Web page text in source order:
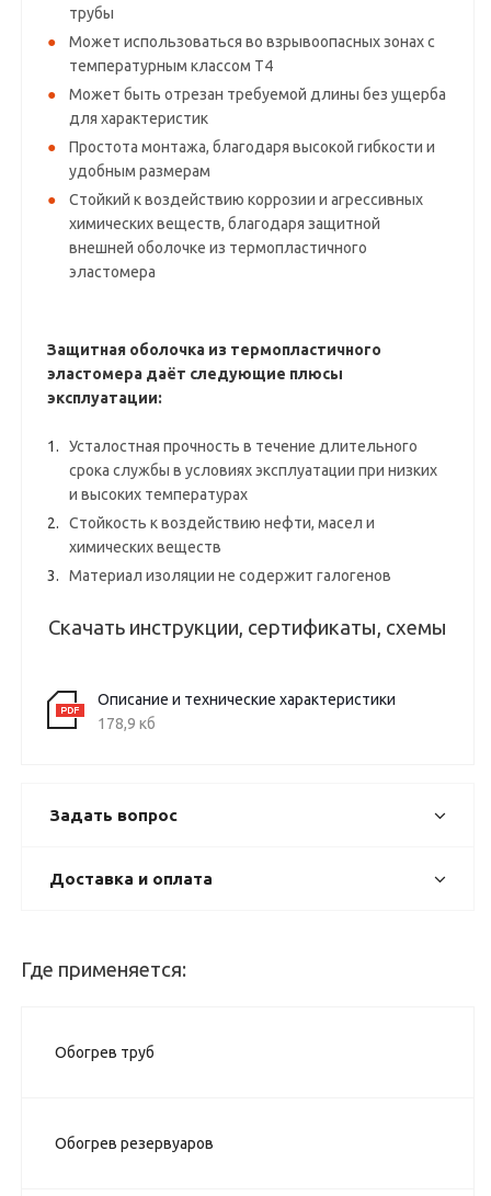
трубы
Может использоваться во взрывоопасных зонах с
температурным классом T4
Может быть отрезан требуемой длины без ущерба
для характеристик
Простота монтажа, благодаря высокой гибкости и
удобным размерам
Стойкий к воздействию коррозии и агрессивных
химических веществ, благодаря защитной
внешней оболочке из термопластичного
эластомера
Защитная оболочка из термопластичного
эластомера даёт следующие плюсы
эксплуатации:
Усталостная прочность в течение длительного
срока службы в условиях эксплуатации при низких
и высоких температурах
Стойкость к воздействию нефти, масел и
химических веществ
Материал изоляции не содержит галогенов
Скачать инструкции, сертификаты, схемы
Описание и технические характеристики
178,9 кб
Задать вопрос
Доставка и оплата
Где применяется:
Обогрев труб
Обогрев резервуаров